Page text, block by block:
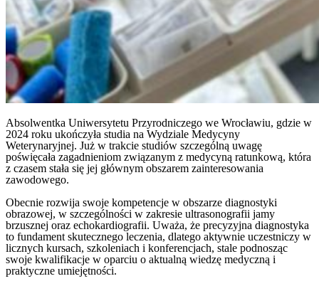
Absolwentka Uniwersytetu Przyrodniczego we Wrocławiu, gdzie w
2024 roku ukończyła studia na Wydziale Medycyny
Weterynaryjnej. Już w trakcie studiów szczególną uwagę
poświęcała zagadnieniom związanym z medycyną ratunkową, która
z czasem stała się jej głównym obszarem zainteresowania
zawodowego.
Obecnie rozwija swoje kompetencje w obszarze diagnostyki
obrazowej, w szczególności w zakresie ultrasonografii jamy
brzusznej oraz echokardiografii. Uważa, że precyzyjna diagnostyka
to fundament skutecznego leczenia, dlatego aktywnie uczestniczy w
licznych kursach, szkoleniach i konferencjach, stale podnosząc
swoje kwalifikacje w oparciu o aktualną wiedzę medyczną i
praktyczne umiejętności.